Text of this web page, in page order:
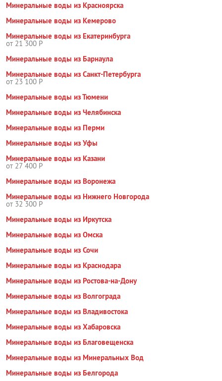
Минеральные воды из Красноярска
Минеральные воды из Кемерово
Минеральные воды из Екатеринбурга
от 21 300 Р
Минеральные воды из Барнаула
Минеральные воды из Санкт-Петербурга
от 23 100 Р
Минеральные воды из Тюмени
Минеральные воды из Челябинска
Минеральные воды из Перми
Минеральные воды из Уфы
Минеральные воды из Казани
от 27 400 Р
Минеральные воды из Воронежа
Минеральные воды из Нижнего Новгорода
от 32 300 Р
Минеральные воды из Иркутска
Минеральные воды из Омска
Минеральные воды из Сочи
Минеральные воды из Краснодара
Минеральные воды из Ростова-на-Дону
Минеральные воды из Волгограда
Минеральные воды из Владивостока
Минеральные воды из Хабаровска
Минеральные воды из Благовещенска
Минеральные воды из Минеральных Вод
Минеральные воды из Белгорода